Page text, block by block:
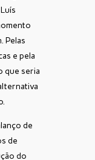
Pelas
e pela
que seria
de
de
do